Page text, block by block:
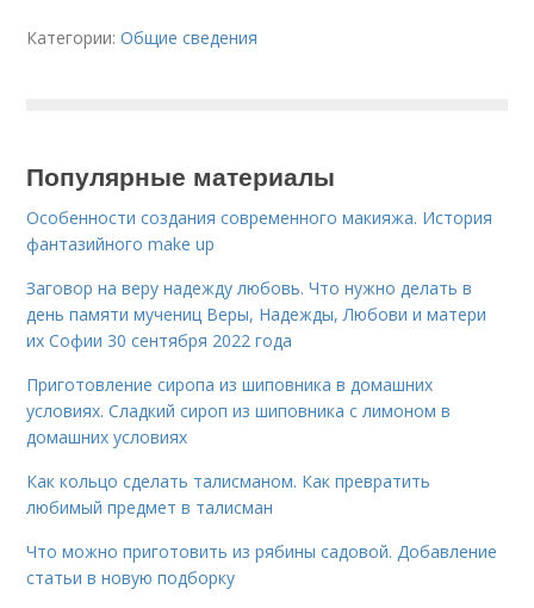
Категории:Общие сведения
Популярные материалы
Особенности создания современного макияжа. История
фантазийного make up
Заговор на веру надежду любовь. Что нужно делать в
день памяти мучениц Веры, Надежды, Любови и матери
их Софии 30 сентября 2022 года
Приготовление сиропа из шиповника в домашних
условиях. Сладкий сироп из шиповника с лимоном в
домашних условиях
Как кольцо сделать талисманом. Как превратить
любимый предмет в талисман
Что можно приготовить из рябины садовой. Добавление
статьи в новую подборку